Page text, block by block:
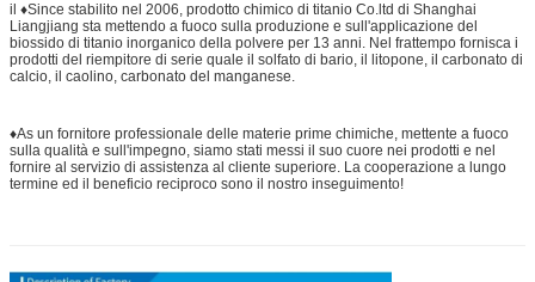
il ♦Since stabilito nel 2006, prodotto chimico di titanio Co.ltd di Shanghai
Liangjiang sta mettendo a fuoco sulla produzione e sull'applicazione del
biossido di titanio inorganico della polvere per 13 anni. Nel frattempo fornisca i
prodotti del riempitore di serie quale il solfato di bario, il litopone, il carbonato di
calcio, il caolino, carbonato del manganese.
♦As un fornitore professionale delle materie prime chimiche, mettente a fuoco
sulla qualità e sull'impegno, siamo stati messi il suo cuore nei prodotti e nel
fornire al servizio di assistenza al cliente superiore. La cooperazione a lungo
termine ed il beneficio reciproco sono il nostro inseguimento!